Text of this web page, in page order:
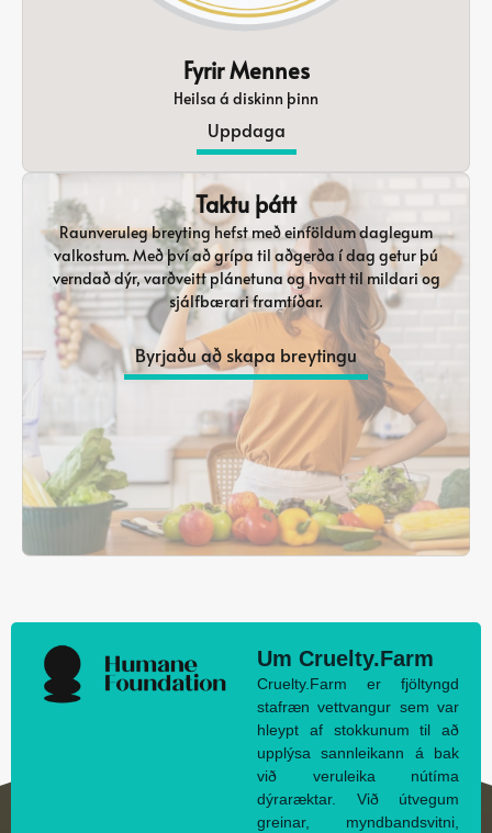
Fyrir Mennes
Heilsa á diskinn þinn
Uppdaga
Taktu þátt
Raunveruleg breyting hefst með einföldum daglegum
valkostum. Með því að grípa til aðgerða í dag getur þú
verndað dýr, varðveitt plánetuna og hvatt til mildari og
sjálfbærari framtíðar.
Byrjaðu að skapa breytingu
Um Cruelty.Farm
Cruelty.Farm er fjöltyngd
stafræn vettvangur sem var
hleypt af stokkunum til að
upplýsa sannleikann á bak
við veruleika nútíma
dýraræktar. Við útvegum
greinar, myndbandsvitni,